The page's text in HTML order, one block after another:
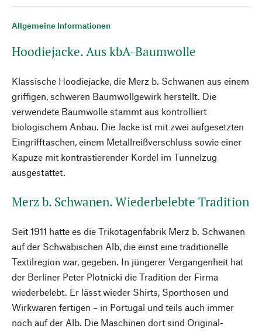
Allgemeine Informationen
Hoodiejacke. Aus kbA-Baumwolle
Klassische Hoodiejacke, die Merz b. Schwanen aus einem
griffigen, schweren Baumwollgewirk herstellt. Die
verwendete Baumwolle stammt aus kontrolliert
biologischem Anbau. Die Jacke ist mit zwei aufgesetzten
Eingrifftaschen, einem Metallreißverschluss sowie einer
Kapuze mit kontrastierender Kordel im Tunnelzug
ausgestattet.
Merz b. Schwanen. Wiederbelebte Tradition
Seit 1911 hatte es die Trikotagenfabrik Merz b. Schwanen
auf der Schwäbischen Alb, die einst eine traditionelle
Textilregion war, gegeben. In jüngerer Vergangenheit hat
der Berliner Peter Plotnicki die Tradition der Firma
wiederbelebt. Er lässt wieder Shirts, Sporthosen und
Wirkwaren fertigen – in Portugal und teils auch immer
noch auf der Alb. Die Maschinen dort sind Original-